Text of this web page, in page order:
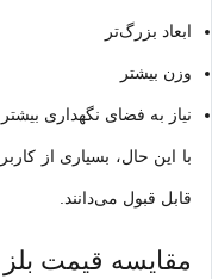
ابعاد بزرگ‌تر
وزن بیشتر
نیاز به فضای نگهداری بیشتر
با این حال، بسیاری از
قابل قبول می‌دانند.
مقایسه قیمت بلز 1.5 اکتاو و 2 اکتاو